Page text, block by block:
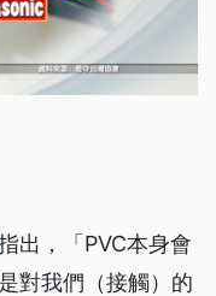
出，「PVC本身會
對我們（接觸）的